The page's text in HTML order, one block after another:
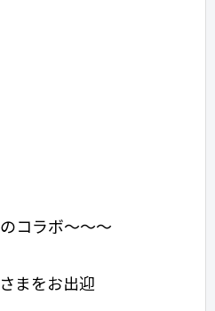
コラボ〜〜〜
まをお出迎